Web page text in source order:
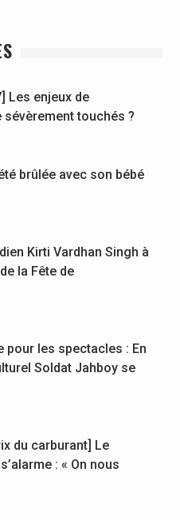
Les enjeux de
touchés ?
brûlée avec son bébé
Kirti Vardhan Singh à
la Fête de
les spectacles : En
Soldat Jahboy se
du carburant] Le
: « On nous